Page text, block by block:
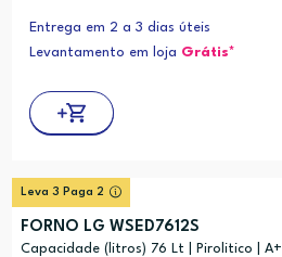
Entrega em 2 a 3 dias úteis
Levantamento em loja Grátis*
Leva 3 Paga 2
FORNO LG WSED7612S
Capacidade (litros) 76 Lt | Pirolitico | A+